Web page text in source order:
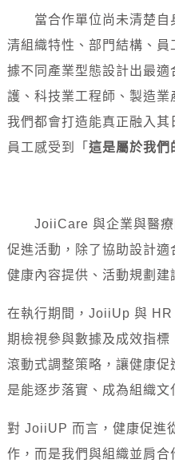
當合作單位尚未清楚自
清組織特性、部門結構、
據不同產業型態設計出最
護、科技業工程師、製造業
我們都會打造能真正融入
員工感受到「 這是屬於我們
JoiiCare 與企業與醫療
促進活動，除了協助設計
健康內容提供、活動規劃建
在執行期間，JoiiUp 與 HR
期檢視參與數據及成效指
滾動式調整策略，讓健康
是能逐步落實、成為組織文
對 JoiiUP 而言，健康促進
作， 而是我們與組織並肩合